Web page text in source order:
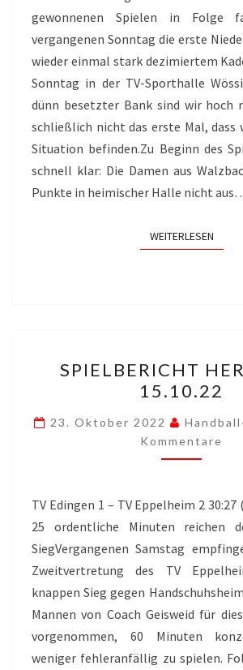
gewonnenen Spielen in Folge
vergangenen Sonntag die erste
wieder einmal stark dezimiertem
Sonntag in der TV-Sporthalle
dünn besetzter Bank sind wir hoch
schließlich nicht das erste Mal, dass
Situation befinden.Zu Beginn des
schnell klar: Die Damen aus
Punkte in heimischer Halle nicht
WEITERLESEN
HERREN
1
15.10.22
SPIELBERICHT
15.10.22
23. Oktober 2022
Kommentare
TV Edingen 1 – TV Eppelheim 2
25 ordentliche Minuten reichen
SiegVergangenen Samstag
Zweitvertretung des TV
knappen Sieg gegen
Mannen von Coach Geisweid für
vorgenommen, 60 Minuten
weniger fehleranfällig zu spielen.